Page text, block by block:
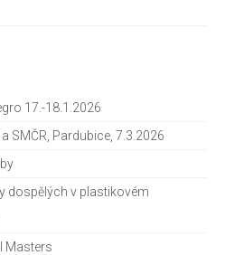
17.-18.1.2026
SMČR, Pardubice, 7.3.2026
dospělých v plastikovém
Masters